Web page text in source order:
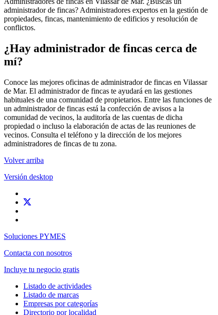
administrador de fincas? Administradores expertos en la gestión de
propiedades, fincas, mantenimiento de edificios y resolución de
conflictos.
¿Hay administrador de fincas cerca de
mí?
Conoce las mejores oficinas de administrador de fincas en Vilassar
de Mar. El administrador de fincas te ayudará en las gestiones
habituales de una comunidad de propietarios. Entre las funciones de
un administrador de fincas está la confección de avisos a la
comunidad de vecinos, la auditoría de las cuentas de dicha
propiedad o incluso la elaboración de actas de las reuniones de
vecinos. Consulta el teléfono y la dirección de los mejores
administradores de fincas de tu zona.
Volver arriba
Versión desktop
Soluciones PYMES
Contacta con nosotros
Incluye tu negocio gratis
Listado de actividades
Listado de marcas
Empresas por categorías
Directorio por localidad